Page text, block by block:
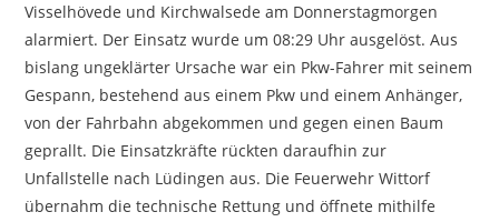
Visselhövede und Kirchwalsede am Donnerstagmorgen
alarmiert. Der Einsatz wurde um 08:29 Uhr ausgelöst. Aus
bislang ungeklärter Ursache war ein Pkw-Fahrer mit seinem
Gespann, bestehend aus einem Pkw und einem Anhänger,
von der Fahrbahn abgekommen und gegen einen Baum
geprallt. Die Einsatzkräfte rückten daraufhin zur
Unfallstelle nach Lüdingen aus. Die Feuerwehr Wittorf
übernahm die technische Rettung und öffnete mithilfe